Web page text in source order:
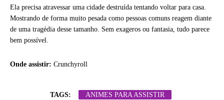
Ela precisa atravessar uma cidade destruída tentando voltar para casa.
Mostrando de forma muito pesada como pessoas comuns reagem diante
de uma tragédia desse tamanho. Sem exageros ou fantasia, tudo parece
bem possível.
Onde assistir: Crunchyroll
TAGS:
ANIMES PARA ASSISTIR